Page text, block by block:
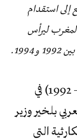
إلى استقدام
يقول وزير حقوق الإنسان (1991 – 1992) في
بلخير وزير
التي